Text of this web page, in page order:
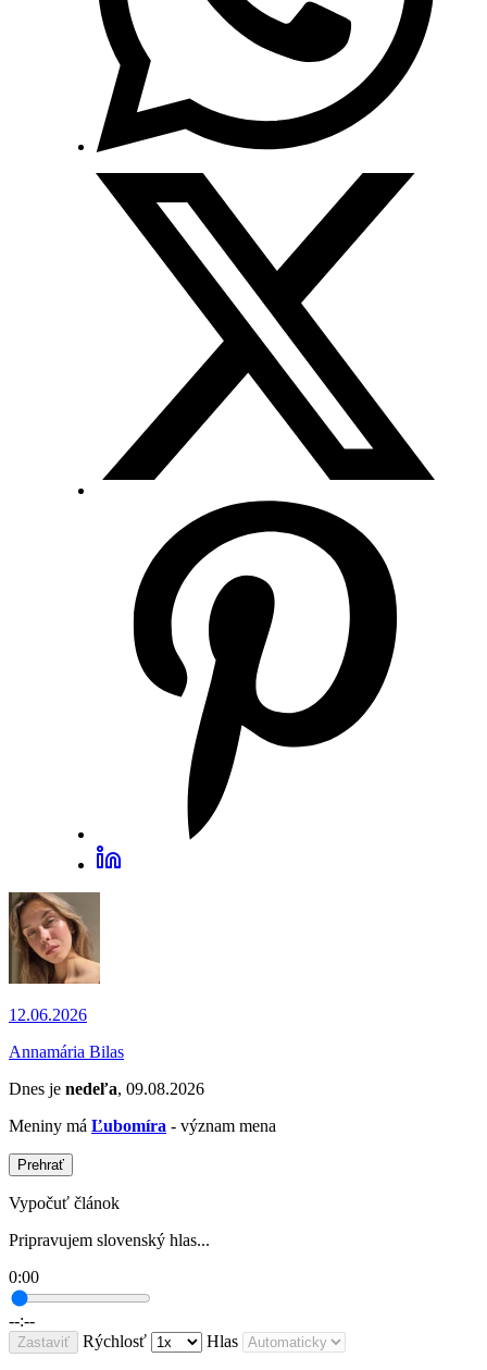
12.06.2026
Annamária Bilas
Dnes je nedeľa, 09.08.2026
Meniny má Ľubomíra - význam mena
Prehrať
Vypočuť článok
Pripravujem slovenský hlas...
0:00
--:--
Zastaviť Rýchlosť Hlas